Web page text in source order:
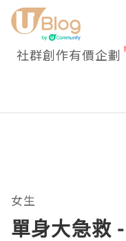
社群創作有價企劃
女生
單身大急救